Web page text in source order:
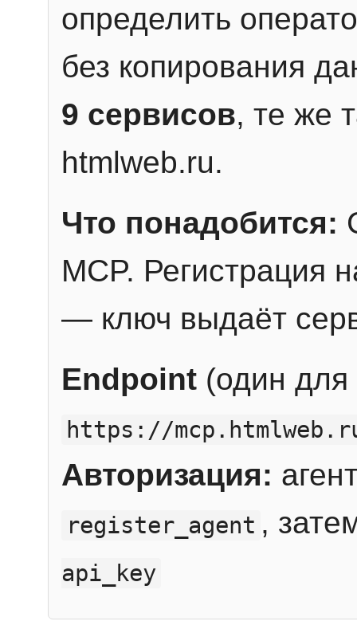
определить
без копирования
9 сервисов, те же
htmlweb.ru.
Что понадобится:
MCP. Регистрация
— ключ выдаёт
Endpoint (один для
https://
Авторизация:
register_agent ,
api_key